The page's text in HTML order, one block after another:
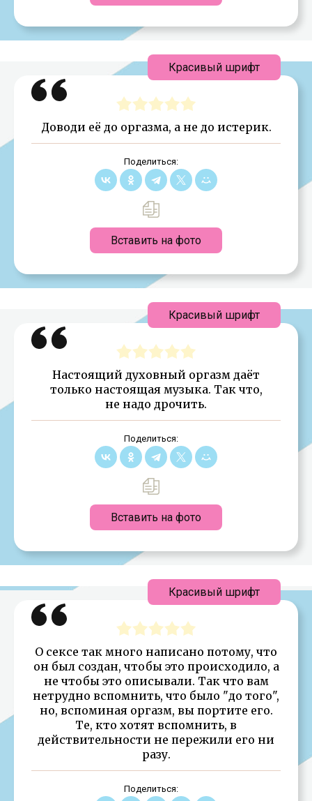
Доводи её до оргазма, а не до истерик.
Поделиться:
Вставить на фото
Красивый шрифт
Настоящий духовный оргазм даёт
только настоящая музыка. Так что,
не надо дрочить.
Поделиться:
Вставить на фото
Красивый шрифт
О сексе так много написано потому, что
он был создан, чтобы это происходило, а
не чтобы это описывали. Так что вам
нетрудно вспомнить, что было "до того",
но, вспоминая оргазм, вы портите его.
Те, кто хотят вспомнить, в
действительности не пережили его ни
разу.
Поделиться:
Красивый шрифт